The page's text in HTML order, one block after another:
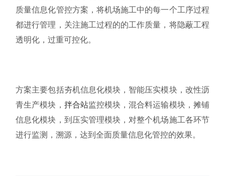
质量信息化管控方案，将机场施工中的每一个工序过程
都进行管理，关注施工过程的的工作质量，将隐蔽工程
透明化，过重可控化。
方案主要包括夯机信息化模块，智能压实模块，改性沥
青生产模块， 拌合站监控模块，混合料运输模块，摊铺
信息化模块，到压实管理模块，对整个机场施工各环节
进行监测，溯源，达到全面质量信息化管控的效果。